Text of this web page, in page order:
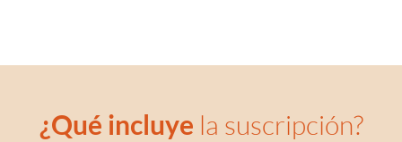
¿Qué incluye la suscripción?